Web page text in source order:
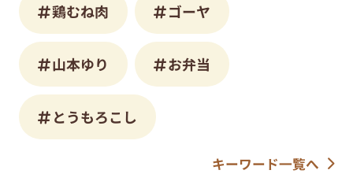
鶏むね肉 ゴーヤ
山本ゆり お弁当
とうもろこし
キーワード一覧へ